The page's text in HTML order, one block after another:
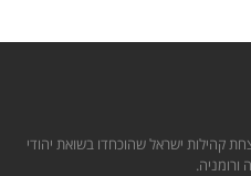
קהילות ישראל שהוכחדו בשואת יהודי
ורומניה.